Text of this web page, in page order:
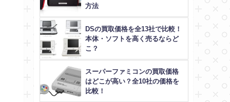
方法
DSの買取価格を全13社で比較！
本体・ソフトを高く売るならど
こ？
スーパーファミコンの買取価格
はどこが高い？全10社の価格を
比較！